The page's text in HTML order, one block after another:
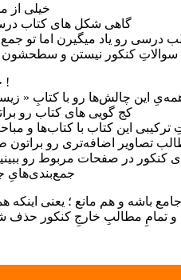
– خیلی
-گاهی شکل های کتاب
درسی رو یاد میگیرن اما
سوالاتِ کنکور نیستن و
خب خب خب اینا رو نگفتیم که شما نگران بشید !
– کج گویی های کتاب رو
ترکیبی این کتاب با کتاب‌ها و
تصاویر اضافه‌تری رو
در صفحات مربوط رو
– جمع‌بندی‌هایِ
باشه و هم مانع ؛ یعنی اینکه